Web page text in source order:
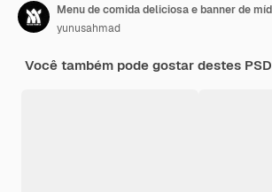
yunusahmad
Você também pode gostar destes PSD